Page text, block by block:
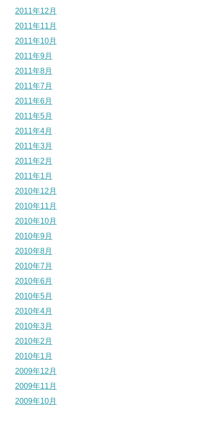
2011年12月
2011年11月
2011年10月
2011年9月
2011年8月
2011年7月
2011年6月
2011年5月
2011年4月
2011年3月
2011年2月
2011年1月
2010年12月
2010年11月
2010年10月
2010年9月
2010年8月
2010年7月
2010年6月
2010年5月
2010年4月
2010年3月
2010年2月
2010年1月
2009年12月
2009年11月
2009年10月